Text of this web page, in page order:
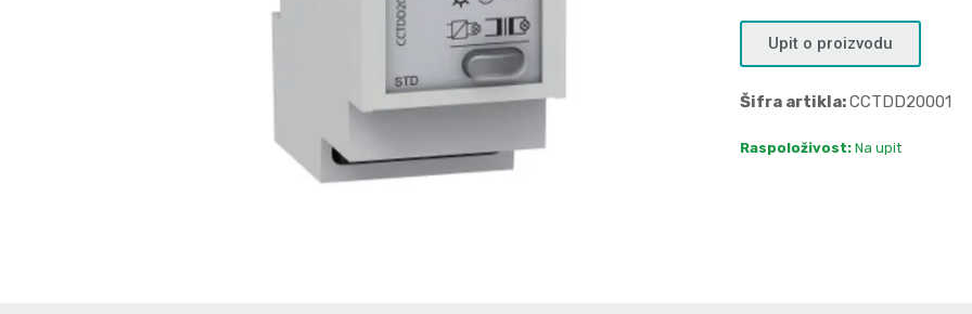
Upit o proizvodu
Šifra artikla:CCTDD20001
Raspoloživost: Na upit